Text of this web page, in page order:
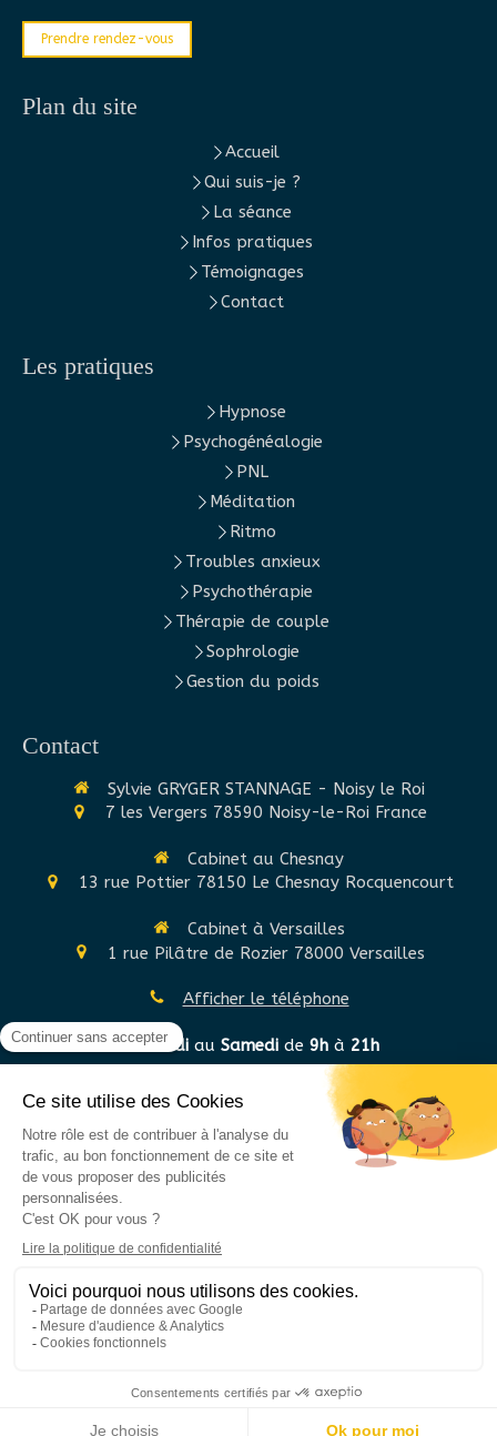
Prendre rendez-vous
Plan du site
Accueil
Qui suis-je ?
La séance
Infos pratiques
Témoignages
Contact
Les pratiques
Hypnose
Psychogénéalogie
PNL
Méditation
Ritmo
Troubles anxieux
Psychothérapie
Thérapie de couple
Sophrologie
Gestion du poids
Contact
Sylvie GRYGER STANNAGE - Noisy le Roi
7 les Vergers 78590 Noisy-le-Roi France
Cabinet au Chesnay
13 rue Pottier 78150 Le Chesnay Rocquencourt
Cabinet à Versailles
1 rue Pilâtre de Rozier 78000 Versailles
Afficher le téléphone
DuLundiau Samedide 9hà 21h
©2020 Sylvie GRYGER STANNAGE - Hypnothérapie
Plan du site
Création et référencement du site par Simplébo